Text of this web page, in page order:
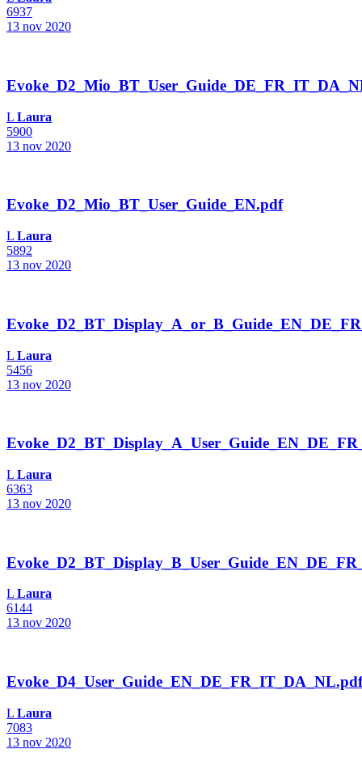
6937
13 nov 2020
L Laura
5900
13 nov 2020
Evoke_D2_Mio_BT_User_Guide_EN.pdf
L Laura
5892
13 nov 2020
L Laura
5456
13 nov 2020
L Laura
6363
13 nov 2020
L Laura
6144
13 nov 2020
Evoke_D4_User_Guide_EN_DE_FR_IT_DA_NL.pdf
L Laura
7083
13 nov 2020